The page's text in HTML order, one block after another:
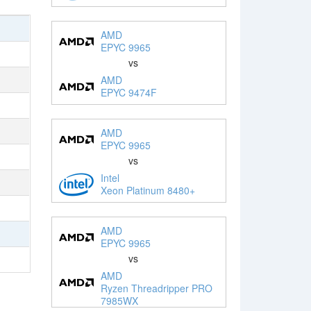
AMD
EPYC 9965
vs
AMD
EPYC 9474F
AMD
EPYC 9965
vs
Intel
Xeon Platinum 8480+
AMD
EPYC 9965
vs
AMD
Ryzen Threadripper PRO
7985WX